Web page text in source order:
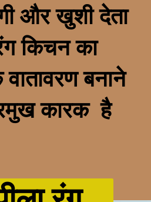
और खुशी देता
किचन का
बनाने
कारक है